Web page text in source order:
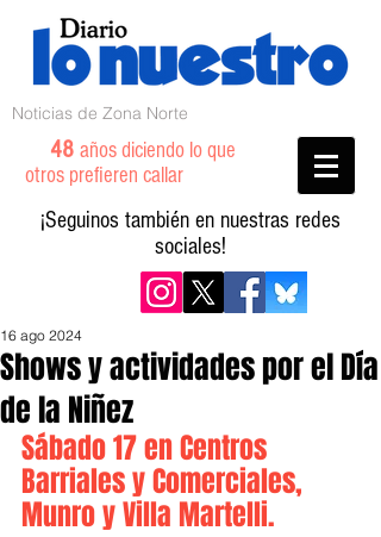
Noticias de Zona Norte
48 años diciendo lo que
otros prefieren callar
¡Seguinos también en nuestras redes
sociales!
Shows y actividades por el Día
de la Niñez
16 ago 2024
Sábado 17 en Centros
Barriales y Comerciales,
Munro y Villa Martelli.